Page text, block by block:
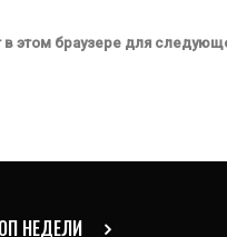
в этом браузере для
НЕДЕЛИ